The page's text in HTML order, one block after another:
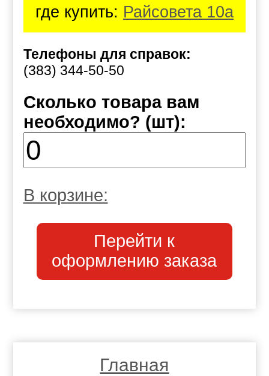
где купить: Райсовета 10а
Телефоны для справок:
(383) 344-50-50
Сколько товара вам
необходимо? (шт):
В корзине:
Перейти к
оформлению заказа
Главная